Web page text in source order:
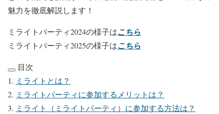
魅力を徹底解説します！
ミライトパーティ2024の様子はこちら
ミライトパーティ2025の様子はこちら
目次
ミライトとは？
ミライトパーティに参加するメリットは？
ミライト（ミライトパーティ）に参加する方法は？